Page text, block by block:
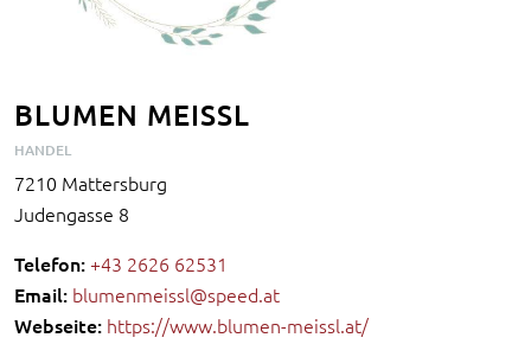
BLUMEN MEISSL
HANDEL
7210 Mattersburg
Judengasse 8
Telefon:+43 2626 62531
Email: blumenmeissl@speed.at
Webseite: https://www.blumen-meissl.at/